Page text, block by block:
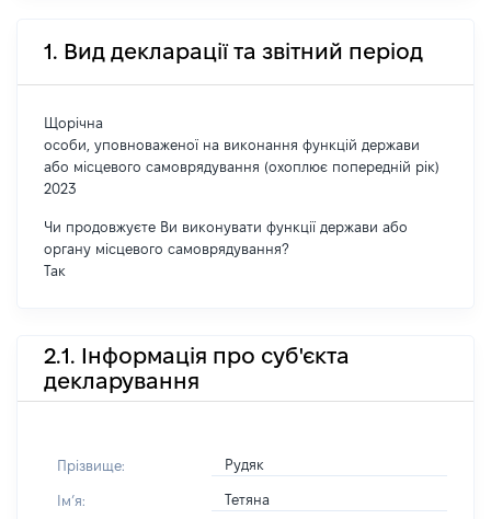
1. Вид декларації та звітний період
Щорічна
особи, уповноваженої на виконання функцій держави
або місцевого самоврядування (охоплює попередній рік)
2023
Чи продовжуєте Ви виконувати функції держави або
органу місцевого самоврядування?
Так
2.1. Інформація про суб'єкта
декларування
Прізвище: Рудяк
Імʼя: Тетяна